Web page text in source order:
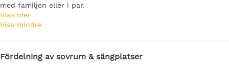
med familjen eller i par.
Visa mer
Visa mindre
Fördelning av sovrum & sängplatser